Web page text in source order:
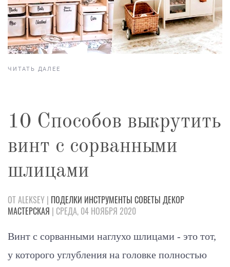
ЧИТАТЬ ДАЛЕЕ
10 Способов выкрутить
винт с сорванными
шлицами
ОТ ALEKSEY | ПОДЕЛКИ ИНСТРУМЕНТЫ СОВЕТЫ ДЕКОР
МАСТЕРСКАЯ | СРЕДА, 04 НОЯБРЯ 2020
Винт с сорванными наглухо шлицами - это тот,
у которого углубления на головке полностью